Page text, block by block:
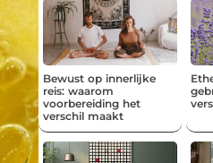
Bewust op innerlijke
reis: waarom
voorbereiding het
verschil maakt